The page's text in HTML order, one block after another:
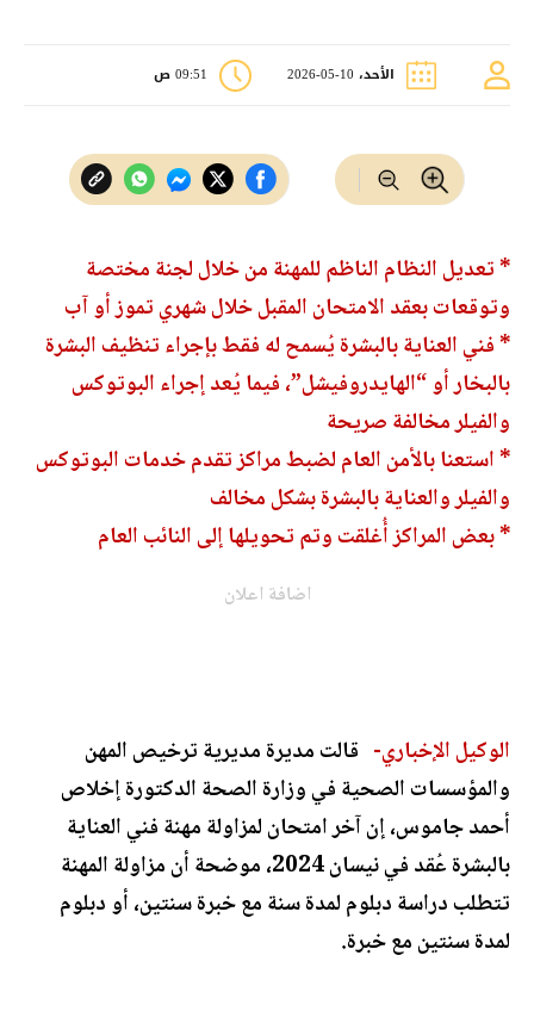
الأحد، 10-05-2026 09:51 ص
* تعديل النظام الناظم للمهنة من خلال لجنة مختصة
وتوقعات بعقد الامتحان المقبل خلال شهري تموز أو آب
* فني العناية بالبشرة يُسمح له فقط بإجراء تنظيف البشرة
بالبخار أو “الهايدروفيشل”، فيما يُعد إجراء البوتوكس
والفيلر مخالفة صريحة
* استعنا بالأمن العام لضبط مراكز تقدم خدمات البوتوكس
والفيلر والعناية بالبشرة بشكل مخالف
* بعض المراكز أُغلقت وتم تحويلها إلى النائب العام
اضافة اعلان
الوكيل الإخباري- قالت مديرة مديرية ترخيص المهن
والمؤسسات الصحية في وزارة الصحة الدكتورة إخلاص
أحمد جاموس، إن آخر امتحان لمزاولة مهنة فني العناية
بالبشرة عُقد في نيسان 2024، موضحة أن مزاولة المهنة
تتطلب دراسة دبلوم لمدة سنة مع خبرة سنتين، أو دبلوم
لمدة سنتين مع خبرة.